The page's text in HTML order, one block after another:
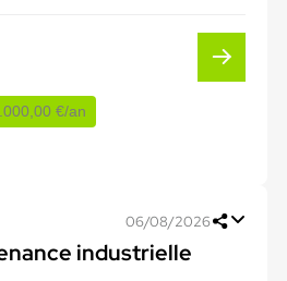
€/an
06/08/2026
industrielle